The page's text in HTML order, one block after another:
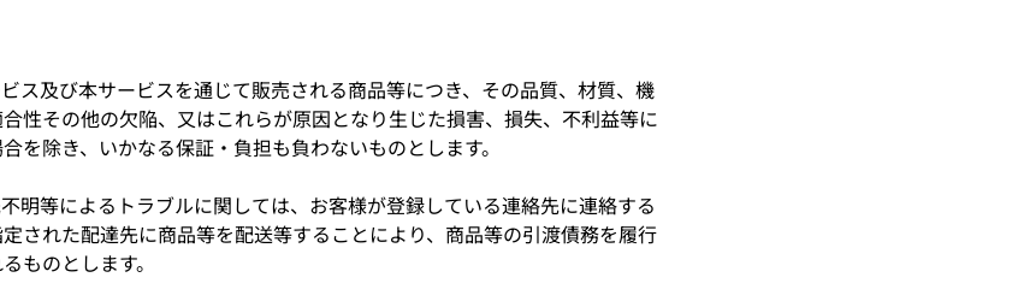
ス及び本サービスを通じて販売される商品等につき、その品質、材質、機
性その他の欠陥、又はこれらが原因となり生じた損害、損失、不利益等に
を除き、いかなる保証・負担も負わないものとします。
明等によるトラブルに関しては、お客様が登録している連絡先に連絡する
された配達先に商品等を配送等することにより、商品等の引渡債務を履行
ものとします。